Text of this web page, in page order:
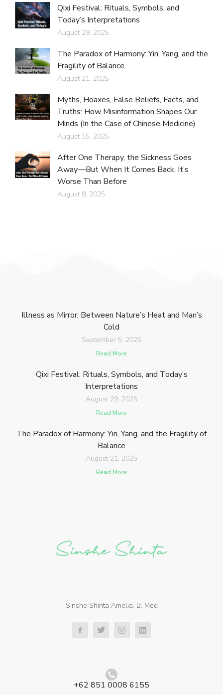
Qixi Festival: Rituals, Symbols, and
Today’s Interpretations
August 29, 2025
The Paradox of Harmony: Yin, Yang, and the
Fragility of Balance
August 21, 2025
Myths, Hoaxes, False Beliefs, Facts, and
Truths: How Misinformation Shapes Our
Minds (In the Case of Chinese Medicine)
August 15, 2025
After One Therapy, the Sickness Goes
Away—But When It Comes Back, It’s
Worse Than Before
August 8, 2025
Illness as Mirror: Between Nature’s Heat and Man’s
Cold
September 5, 2025
Read More
Qixi Festival: Rituals, Symbols, and Today’s
Interpretations
August 29, 2025
Read More
The Paradox of Harmony: Yin, Yang, and the Fragility of
Balance
August 21, 2025
Read More
Sinshe Shinta Amelia, B. Med
+62 851 0008 6155